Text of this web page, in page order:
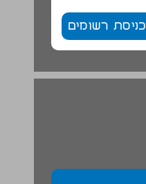
כניסת רשומים